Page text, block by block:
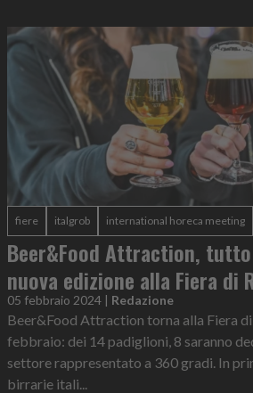
fiere italgrob international horeca meeting
Beer&Food Attraction,
nuova edizione alla Fiera di
05 febbraio 2024 | Redazione
Beer&Food Attraction torna alla Fiera
febbraio: dei 14 padiglioni, 8 saranno
settore rappresentato a 360 gradi. In
birrarie itali...